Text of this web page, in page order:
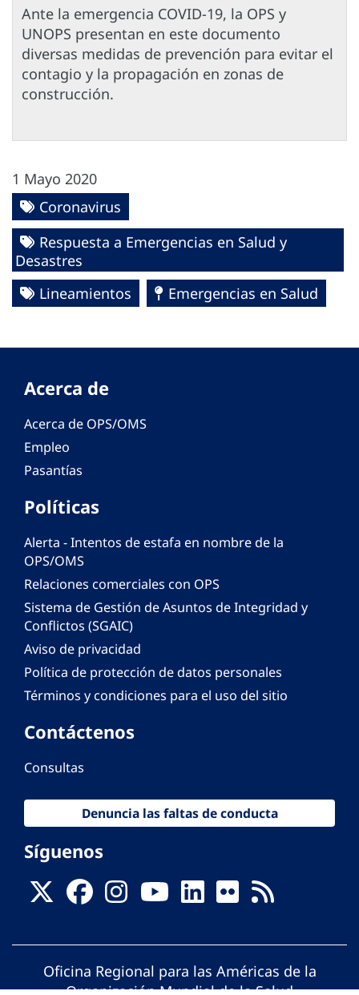
Ante la emergencia COVID-19, la OPS y
UNOPS presentan en este documento
diversas medidas de prevención para evitar el
contagio y la propagación en zonas de
construcción.
1 Mayo 2020
Coronavirus
Respuesta a Emergencias en Salud y
Desastres
Lineamientos
Emergencias en Salud
Acerca de
Acerca de OPS/OMS
Empleo
Pasantías
Políticas
Alerta - Intentos de estafa en nombre de la
OPS/OMS
Relaciones comerciales con OPS
Sistema de Gestión de Asuntos de Integridad y
Conflictos (SGAIC)
Aviso de privacidad
Política de protección de datos personales
Términos y condiciones para el uso del sitio
Contáctenos
Consultas
Denuncia las faltas de conducta
Síguenos
Oficina Regional para las Américas de la
Organización Mundial de la Salud